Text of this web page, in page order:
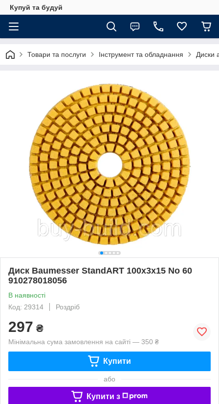
Купуй та будуй
Товари та послуги Інструмент та обладнання Диски
Диск Baumesser StandART 100х3х15 No 60
910278018056
В наявності
Код: 29314
Роздріб
297 ₴
Мінімальна сума замовлення на сайті — 350 ₴
Купити
або
Купити з